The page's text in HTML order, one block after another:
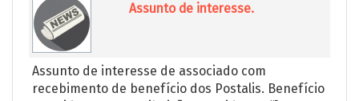
Assunto de interesse.
Assunto de interesse de associado com
recebimento de benefício dos Postalis. Benefício